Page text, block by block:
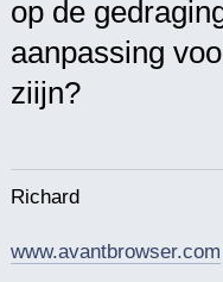
op de
aanpassing
ziijn?
Richard
www.avantbrowser.com